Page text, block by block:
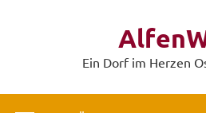
Ein Dorf im Herzen